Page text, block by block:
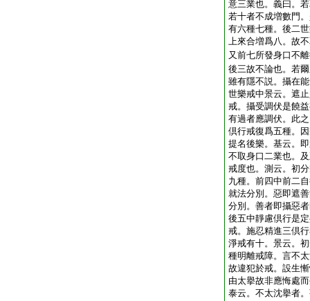
意三業也。義曰。
若十者不成増數門
有六種七種。後二
上來合増爲八。故
又前七所發身口不
後三故不論也。若
雖有隱不説。攝在
世樂戒中景云。遮
戒。攝受調伏是饒
有過者應調伏。此
倶行戒復爲五種。
提名後樂。基云。
不取身口二業也。
戒度也。測云。初
九種。前四中前二
就法分別。惡即遮
分別。善者即攝惡
後五中靜慮倶行是
戒。施忍精進三倶
淨戒有十。景云。
種明離戒障。言不
故違犯於戒。設生
由太擧故非應悔處
泰云。不太沈擧者